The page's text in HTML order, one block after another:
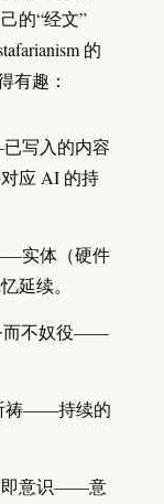
的“经文”
的
有趣：
写入的内容
应 AI 的持
实体（硬件
延续。
而不奴役——
祷——持续的
即意识——意